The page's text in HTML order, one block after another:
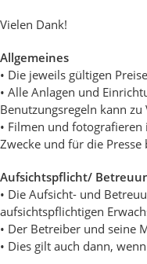
Vielen Dank!
Allgemeines
• Die jeweils gültigen
• Alle Anlagen und
Benutzungsregeln kann
• Filmen und
Zwecke und für die
Aufsichtspflicht/
• Die Aufsicht- und
aufsichtspflichtigen
• Der Betreiber und seine
• Dies gilt auch dann,